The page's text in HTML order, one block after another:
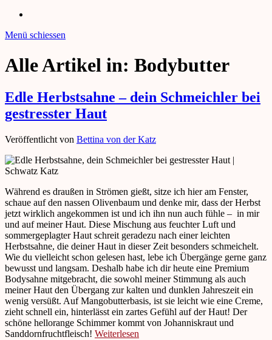
Menü schiessen
Alle Artikel in: Bodybutter
Edle Herbstsahne – dein Schmeichler bei
gestresster Haut
Veröffentlicht von Bettina von der Katz
Während es draußen in Strömen gießt, sitze ich hier am Fenster,
schaue auf den nassen Olivenbaum und denke mir, dass der Herbst
jetzt wirklich angekommen ist und ich ihn nun auch fühle – in mir
und auf meiner Haut. Diese Mischung aus feuchter Luft und
sommergeplagter Haut schreit geradezu nach einer leichten
Herbstsahne, die deiner Haut in dieser Zeit besonders schmeichelt.
Wie du vielleicht schon gelesen hast, lebe ich Übergänge gerne ganz
bewusst und langsam. Deshalb habe ich dir heute eine Premium
Bodysahne mitgebracht, die sowohl meiner Stimmung als auch
meiner Haut den Übergang zur kalten und dunklen Jahreszeit ein
wenig versüßt. Auf Mangobutterbasis, ist sie leicht wie eine Creme,
zieht schnell ein, hinterlässt ein zartes Gefühl auf der Haut! Der
schöne hellorange Schimmer kommt von Johanniskraut und
Sanddornfruchtfleisch! Weiterlesen